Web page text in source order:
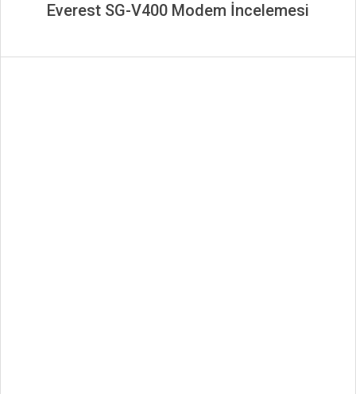
Everest SG-V400 Modem İncelemesi